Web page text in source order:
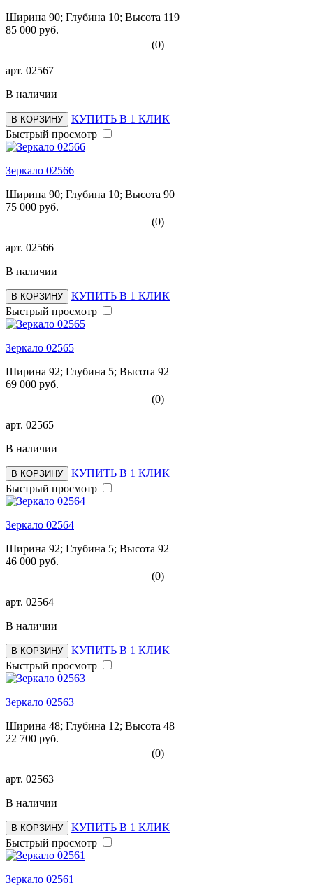
Ширина 90; Глубина 10; Высота 119
85 000 руб.
(0)
арт. 02567
В наличии
В КОРЗИНУ
КУПИТЬ В 1 КЛИК
Быстрый просмотр
Зеркало 02566
Ширина 90; Глубина 10; Высота 90
75 000 руб.
(0)
арт. 02566
В наличии
В КОРЗИНУ
КУПИТЬ В 1 КЛИК
Быстрый просмотр
Зеркало 02565
Ширина 92; Глубина 5; Высота 92
69 000 руб.
(0)
арт. 02565
В наличии
В КОРЗИНУ
КУПИТЬ В 1 КЛИК
Быстрый просмотр
Зеркало 02564
Ширина 92; Глубина 5; Высота 92
46 000 руб.
(0)
арт. 02564
В наличии
В КОРЗИНУ
КУПИТЬ В 1 КЛИК
Быстрый просмотр
Зеркало 02563
Ширина 48; Глубина 12; Высота 48
22 700 руб.
(0)
арт. 02563
В наличии
В КОРЗИНУ
КУПИТЬ В 1 КЛИК
Быстрый просмотр
Зеркало 02561